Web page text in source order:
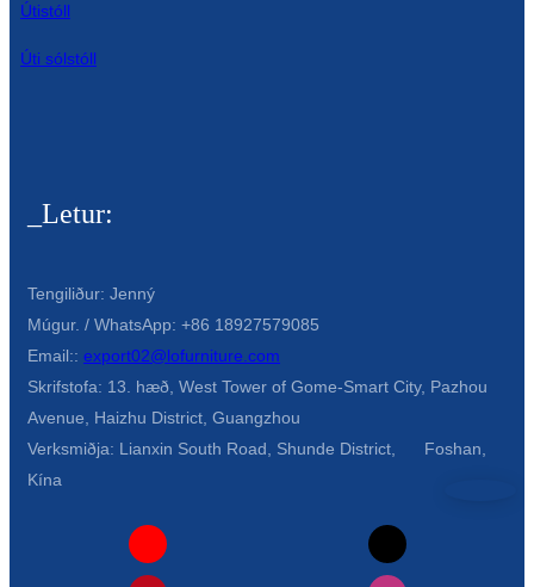
ગુજરાતી
bahasa Indonesia
Sundanese
Útistóll
Úti sólstóll
_Letur:
Tengiliður: Jenný
Múgur. / WhatsApp: +86 18927579085
Email:: export02@lofurniture.com
Skrifstofa: 13. hæð, West Tower of Gome-Smart City, Pazhou
Avenue, Haizhu District, Guangzhou
Verksmiðja: Lianxin South Road, Shunde District, Foshan,
Kína